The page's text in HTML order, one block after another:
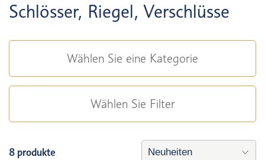
Schlösser, Riegel, Verschlüsse
Wählen Sie eine Kategorie
Wählen Sie Filter
8 produkte